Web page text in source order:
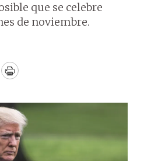
que se celebre
de noviembre.
Print